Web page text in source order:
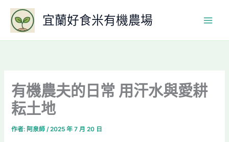
要
宜蘭好食米有機農場
有機農夫的日常 用汗水與愛耕
耘土地
作者: 阿泉師/2025 年 7 月 20 日